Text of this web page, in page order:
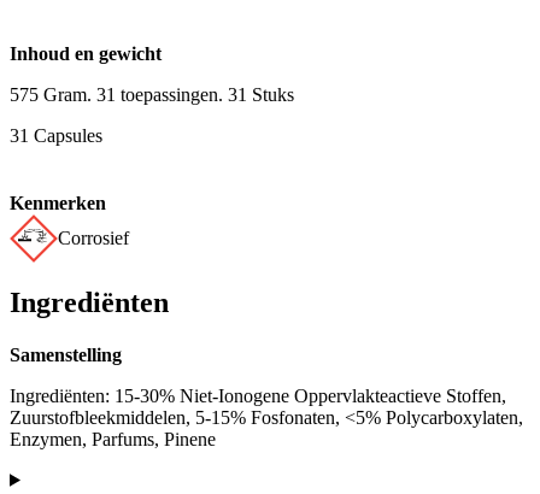
Inhoud en gewicht
575 Gram. 31 toepassingen. 31 Stuks
31 Capsules
Kenmerken
Corrosief
Ingrediënten
Samenstelling
Ingrediënten: 15-30% Niet-Ionogene Oppervlakteactieve Stoffen,
Zuurstofbleekmiddelen, 5-15% Fosfonaten, <5% Polycarboxylaten,
Enzymen, Parfums, Pinene